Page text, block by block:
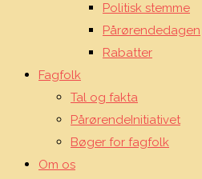
Politisk stemme
Pårørendedagen
Rabatter
Fagfolk
Tal og fakta
PårørendeInitiativet
Bøger for fagfolk
Om os